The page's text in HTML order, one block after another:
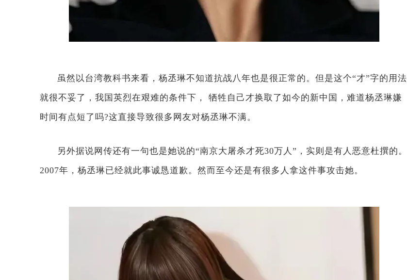
虽然以台湾教科书来看，杨丞琳不知道抗战八年也是很正常的。但是这个“才”字的用法
就很不妥了，我国英烈在艰难的条件下， 牺牲自己才换取了如今的新中国，难道杨丞琳嫌
时间有点短了吗?这直接导致很多网友对杨丞琳不满。
另外据说网传还有一句也是她说的“南京大屠杀才死30万人”，实则是有人恶意杜撰的。
2007年，杨丞琳已经就此事诚恳道歉。然而至今还是有很多人拿这件事攻击她。